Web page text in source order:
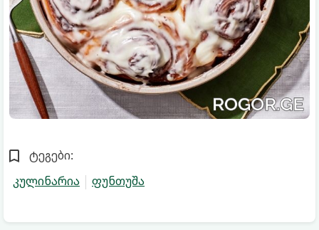
ტეგები:
კულინარია
ფუნთუშა